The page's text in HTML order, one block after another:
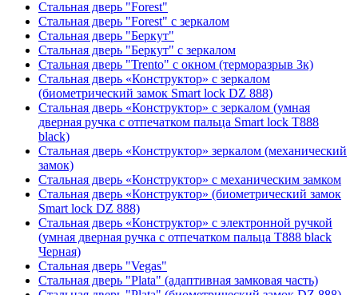
Стальная дверь "Forest"
Стальная дверь "Forest" с зеркалом
Стальная дверь "Беркут"
Стальная дверь "Беркут" с зеркалом
Стальная дверь "Trento" с окном (терморазрыв 3к)
Стальная дверь «Конструктор» с зеркалом
(биометрический замок Smart lock DZ 888)
Стальная дверь «Конструктор» с зеркалом (умная
дверная ручка с отпечатком пальца Smart lock T888
black)
Стальная дверь «Конструктор» зеркалом (механический
замок)
Стальная дверь «Конструктор» с механическим замком
Стальная дверь «Конструктор» (биометрический замок
Smart lock DZ 888)
Стальная дверь «Конструктор» с электронной ручкой
(умная дверная ручка с отпечатком пальца T888 black
Черная)
Стальная дверь "Vegas"
Стальная дверь "Plata" (адаптивная замковая часть)